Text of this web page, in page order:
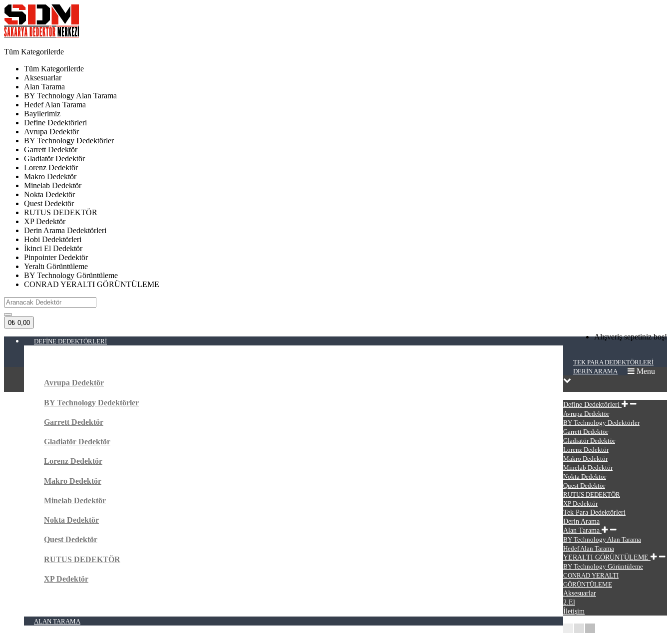
Tüm Kategorilerde
Tüm Kategorilerde
Aksesuarlar
Alan Tarama
BY Technology Alan Tarama
Hedef Alan Tarama
Bayilerimiz
Define Dedektörleri
Avrupa Dedektör
BY Technology Dedektörler
Garrett Dedektör
Gladiatör Dedektör
Lorenz Dedektör
Makro Dedektör
Minelab Dedektör
Nokta Dedektör
Quest Dedektör
RUTUS DEDEKTÖR
XP Dedektör
Derin Arama Dedektörleri
Hobi Dedektörleri
İkinci El Dedektör
Pinpointer Dedektör
Yeraltı Görüntüleme
BY Technology Görüntüleme
CONRAD YERALTI GÖRÜNTÜLEME
0 ₺ 0,00
Alışveriş sepetiniz boş!
DEFINE DEDEKTÖRLERI
Avrupa Dedektör
BY Technology Dedektörler
Garrett Dedektör
Gladiatör Dedektör
Lorenz Dedektör
Makro Dedektör
Minelab Dedektör
Nokta Dedektör
Quest Dedektör
RUTUS DEDEKTÖR
XP Dedektör
TEK PARA DEDEKTÖRLERI
DERIN ARAMA
ALAN TARAMA
Menu
Define Dedektörleri
Avrupa Dedektör
BY Technology Dedektörler
Garrett Dedektör
Gladiatör Dedektör
Lorenz Dedektör
Makro Dedektör
Minelab Dedektör
Nokta Dedektör
Quest Dedektör
RUTUS DEDEKTÖR
XP Dedektör
Tek Para Dedektörleri
Derin Arama
Alan Tarama
BY Technology Alan Tarama
Hedef Alan Tarama
YERALTI GÖRÜNTÜLEME
BY Technology Görüntüleme
CONRAD YERALTI
GÖRÜNTÜLEME
Aksesuarlar
2.El
İletişim